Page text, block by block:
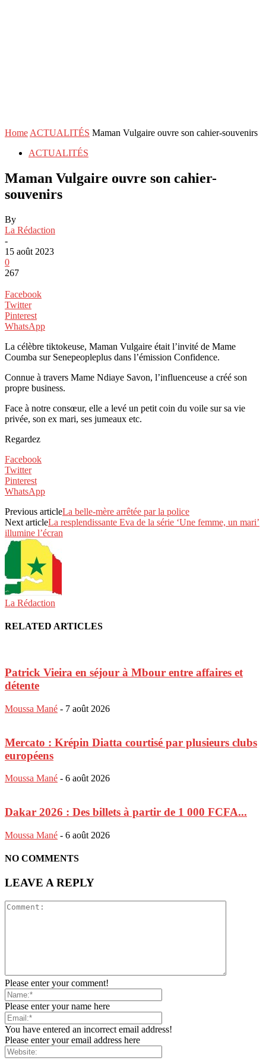
Home ACTUALITÉS Maman Vulgaire ouvre son cahier-souvenirs
ACTUALITÉS
Maman Vulgaire ouvre son cahier-
souvenirs
By
La Rédaction
-
15 août 2023
0
267
Facebook
Twitter
Pinterest
WhatsApp
La célèbre tiktokeuse, Maman Vulgaire était l’invité de Mame
Coumba sur Senepeopleplus dans l’émission Confidence.
Connue à travers Mame Ndiaye Savon, l’influenceuse a créé son
propre business.
Face à notre consœur, elle a levé un petit coin du voile sur sa vie
privée, son ex mari, ses jumeaux etc.
Regardez
Facebook
Twitter
Pinterest
WhatsApp
Previous articleLa belle-mère arrêtée par la police
Next articleLa resplendissante Eva de la série ‘Une femme, un mari’
illumine l’écran
La Rédaction
RELATED ARTICLES
Patrick Vieira en séjour à Mbour entre affaires et
détente
Moussa Mané - 7 août 2026
Mercato : Krépin Diatta courtisé par plusieurs clubs
européens
Moussa Mané - 6 août 2026
Dakar 2026 : Des billets à partir de 1 000 FCFA...
Moussa Mané - 6 août 2026
NO COMMENTS
LEAVE A REPLY
Please enter your comment!
Please enter your name here
You have entered an incorrect email address!
Please enter your email address here